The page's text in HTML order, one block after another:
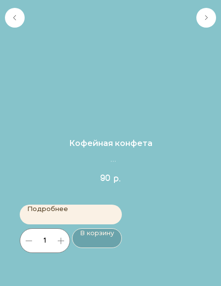
Кофейная конфета
Цена за 1шт.
90 р.
Подробнее
В корзину